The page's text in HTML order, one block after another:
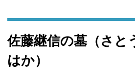
佐藤継信の墓（さと
はか）